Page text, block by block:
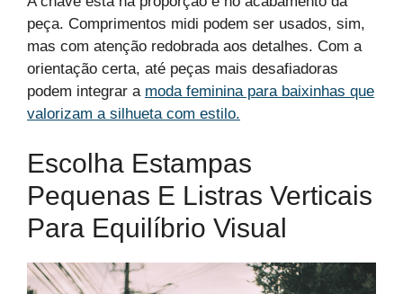
peça. Comprimentos midi podem ser usados, sim,
mas com atenção redobrada aos detalhes. Com a
orientação certa, até peças mais desafiadoras
podem integrar a moda feminina para baixinhas que
valorizam a silhueta com estilo.
Escolha Estampas
Pequenas E Listras Verticais
Para Equilíbrio Visual